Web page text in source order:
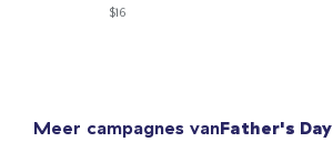
$16
Meer campagnes vanFather's Day